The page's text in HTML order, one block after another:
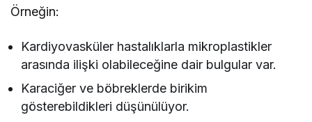
Örneğin:
Kardiyovasküler hastalıklarla mikroplastikler
arasında ilişki olabileceğine dair bulgular var.
Karaciğer ve böbreklerde birikim
gösterebildikleri düşünülüyor.